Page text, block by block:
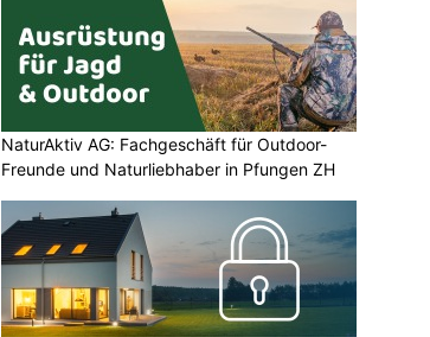
NaturAktiv AG: Fachgeschäft für Outdoor-
Freunde und Naturliebhaber in Pfungen ZH